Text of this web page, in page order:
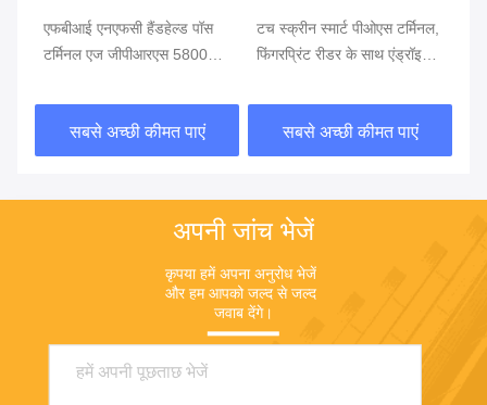
एफबीआई एनएफसी हैंडहेल्ड पॉस
टर्मिनल एज जीपीआरएस 5800
सिस्टम्स
सबसे अच्छी कीमत पाएं
टच स्क्रीन स्मार्ट पीओएस टर्मिनल,
फिंगरप्रिंट रीडर के साथ एंड्रॉइड
सबसे अच्छी कीमत पाएं
अपनी जांच भेजें
कृपया हमें अपना अनुरोध भेजें
और हम आपको जल्द से जल्द
जवाब देंगे।